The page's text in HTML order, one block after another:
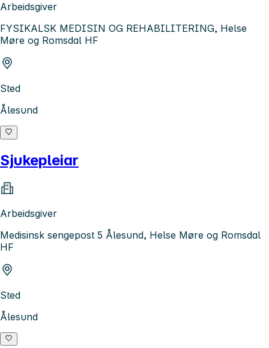
Arbeidsgiver
FYSIKALSK MEDISIN OG REHABILITERING, Helse
Møre og Romsdal HF
Sted
Ålesund
Sjukepleiar
Arbeidsgiver
Medisinsk sengepost 5 Ålesund, Helse Møre og Romsdal
HF
Sted
Ålesund